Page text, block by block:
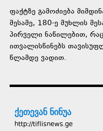
ფაქტზე გამოძიება
მესამე, 180-ე მუხლის
პირველი ნაწილებით,
ითვალისწინებს
წლამდე ვადით.
ქეთევან ნინუა
http://tiflisnews.ge